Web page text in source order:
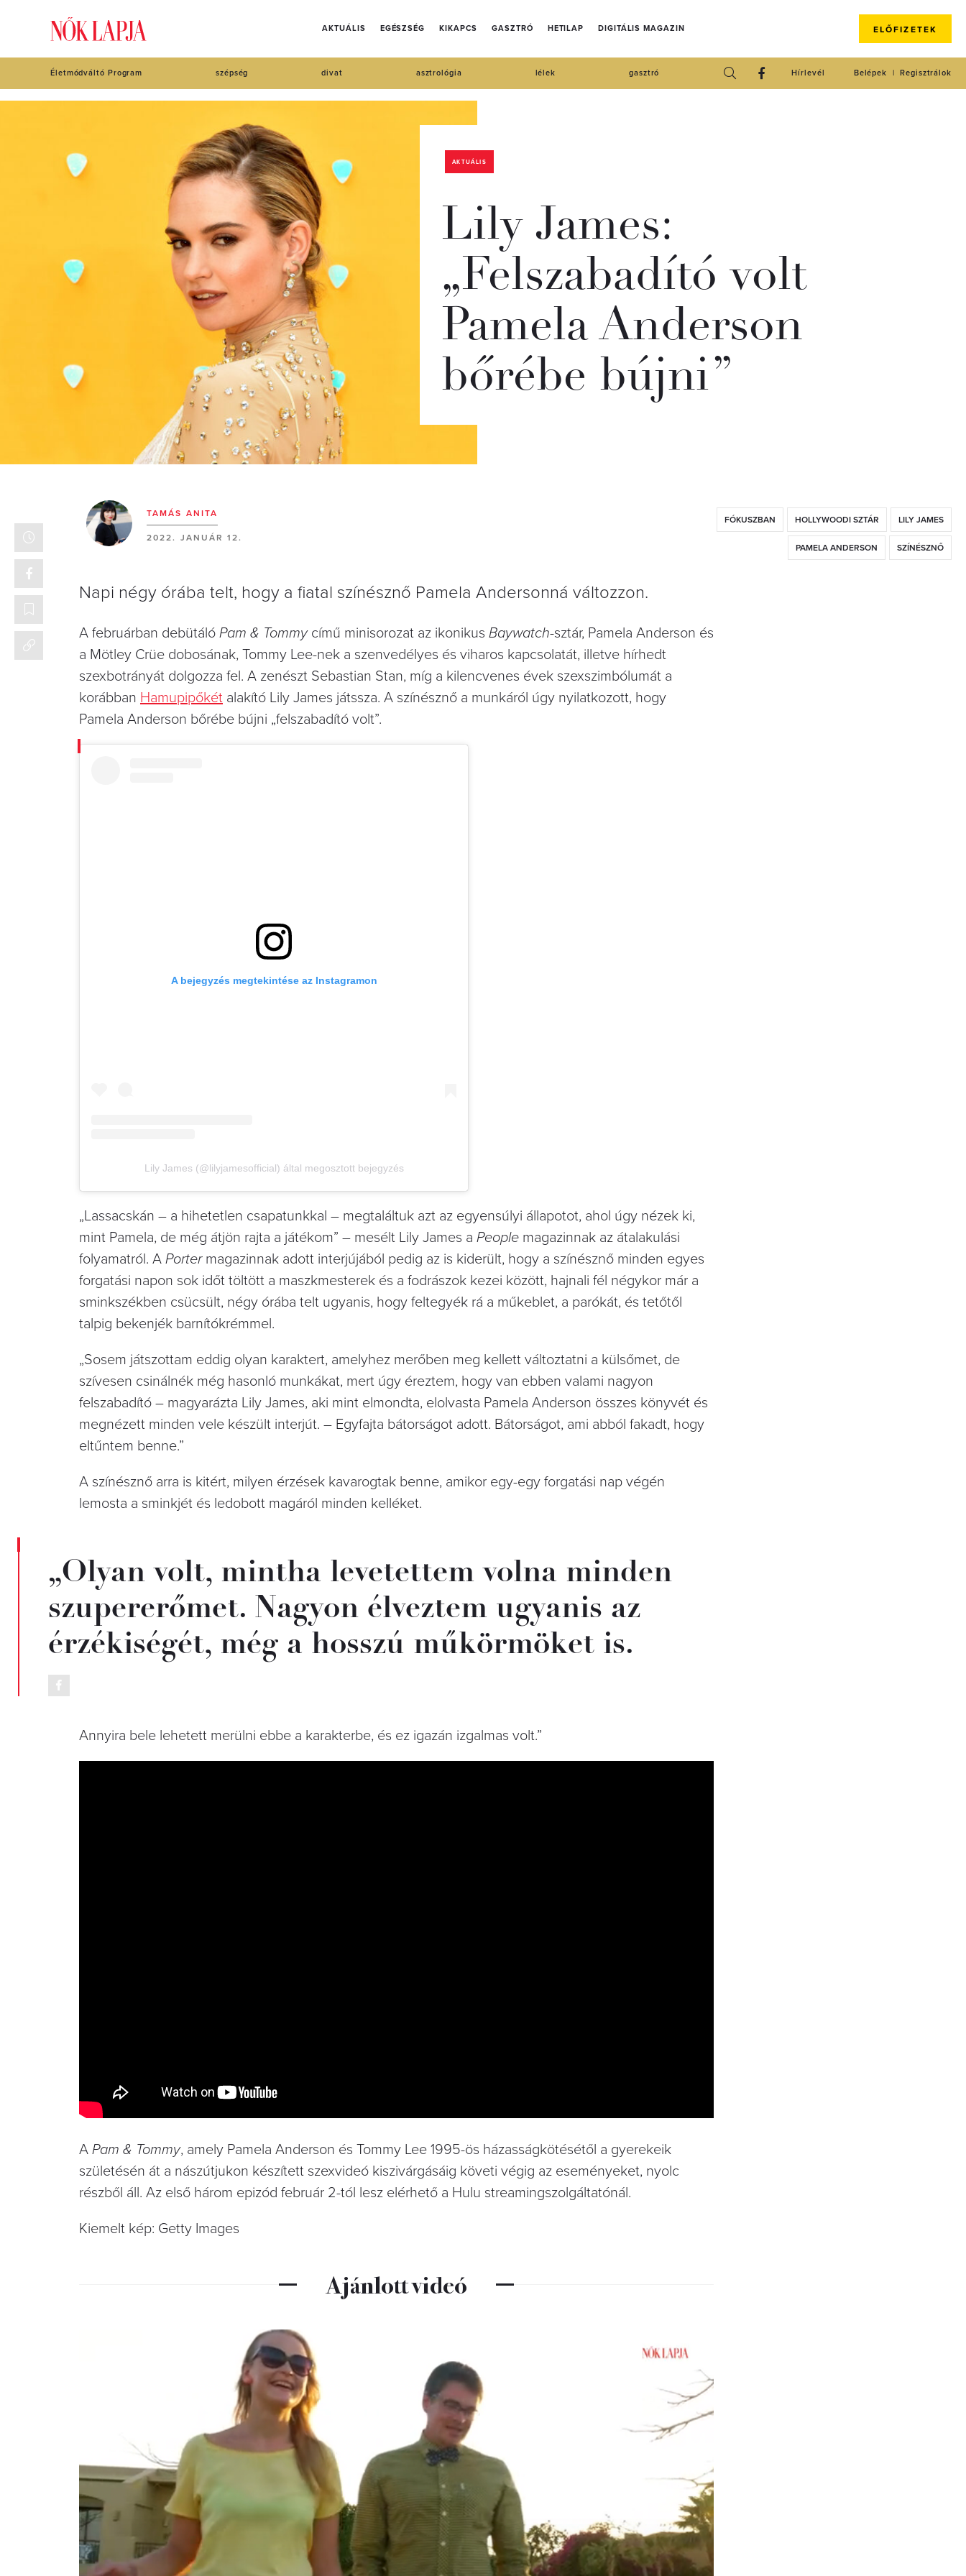
AKTUÁLIS EGÉSZSÉG KIKAPCS GASZTRÓ HETILAP DIGITÁLIS MAGAZIN ELŐFIZETEK
Életmódváltó Program szépség divat asztrológia lélek gasztró Regisztrálok
Belépek
Hírlevél
AKTUÁLIS
Lily James:
„Felszabadító volt
Pamela Anderson
bőrébe bújni”
TAMÁS ANITA
2022. JANUÁR 12.
FÓKUSZBAN HOLLYWOODI SZTÁR LILY JAMES
PAMELA ANDERSON SZÍNÉSZNŐ
Napi négy órába telt, hogy a fiatal színésznő Pamela Andersonná változzon.
A februárban debütáló Pam & Tommycímű minisorozat az ikonikus Baywatch-sztár, Pamela Anderson és
a Mötley Crüe dobosának, Tommy Lee-nek a szenvedélyes és viharos kapcsolatát, illetve hírhedt
szexbotrányát dolgozza fel. A zenészt Sebastian Stan, míg a kilencvenes évek szexszimbólumát a
korábban Hamupipőkét alakító Lily James játssza. A színésznő a munkáról úgy nyilatkozott, hogy
Pamela Anderson bőrébe bújni „felszabadító volt”.
A bejegyzés megtekintése az Instagramon
Lily James (@lilyjamesofficial) által megosztott bejegyzés
„Lassacskán – a hihetetlen csapatunkkal – megtaláltuk azt az egyensúlyi állapotot, ahol úgy nézek ki,
mint Pamela, de még átjön rajta a játékom” – mesélt Lily James a People magazinnak az átalakulási
folyamatról. A Portermagazinnak adott interjújából pedig az is kiderült, hogy a színésznő minden egyes
forgatási napon sok időt töltött a maszkmesterek és a fodrászok kezei között, hajnali fél négykor már a
sminkszékben csücsült, négy órába telt ugyanis, hogy feltegyék rá a műkeblet, a parókát, és tetőtől
talpig bekenjék barnítókrémmel.
„Sosem játszottam eddig olyan karaktert, amelyhez merőben meg kellett változtatni a külsőmet, de
szívesen csinálnék még hasonló munkákat, mert úgy éreztem, hogy van ebben valami nagyon
felszabadító – magyarázta Lily James, aki mint elmondta, elolvasta Pamela Anderson összes könyvét és
megnézett minden vele készült interjút. – Egyfajta bátorságot adott. Bátorságot, ami abból fakadt, hogy
eltűntem benne.”
A színésznő arra is kitért, milyen érzések kavarogtak benne, amikor egy-egy forgatási nap végén
lemosta a sminkjét és ledobott magáról minden kelléket.
„Olyan volt, mintha levetettem volna minden
szupererőmet. Nagyon élveztem ugyanis az
érzékiségét, még a hosszú műkörmöket is.
Annyira bele lehetett merülni ebbe a karakterbe, és ez igazán izgalmas volt.”
A Pam & Tommy, amely Pamela Anderson és Tommy Lee 1995-ös házasságkötésétől a gyerekeik
születésén át a nászútjukon készített szexvideó kiszivárgásáig követi végig az eseményeket, nyolc
részből áll. Az első három epizód február 2-tól lesz elérhető a Hulu streamingszolgáltatónál.
Kiemelt kép: Getty Images
Ajánlott videó